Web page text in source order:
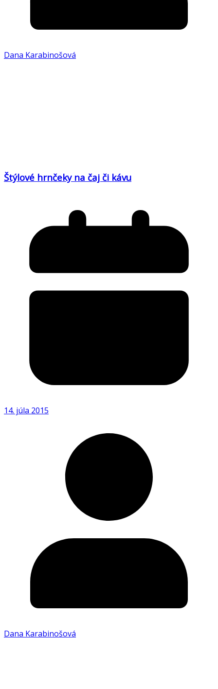
Dana Karabinošová
Štýlové hrnčeky na čaj či kávu
14. júla 2015
Dana Karabinošová